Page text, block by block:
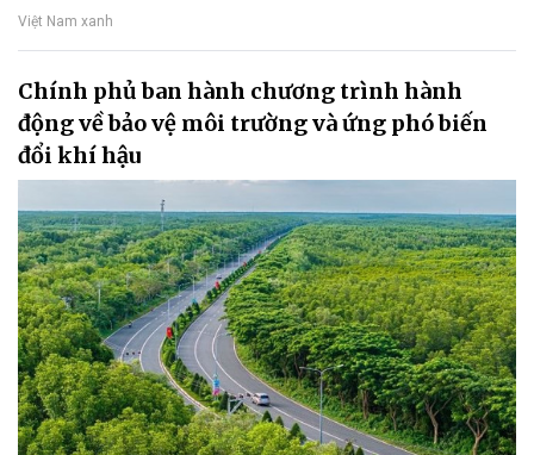
Việt Nam xanh
Chính phủ ban hành chương trình hành
động về bảo vệ môi trường và ứng phó biến
đổi khí hậu